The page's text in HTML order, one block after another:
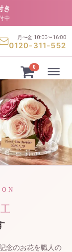
き
中
月〜金 10:00〜16:00
0120-311-552
0 Menu
念のお花を職人の